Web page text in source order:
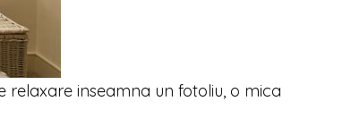
relaxare inseamna un fotoliu, o mica